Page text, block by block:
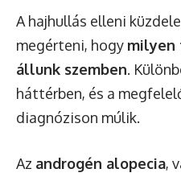
A hajhullás elleni
megérteni, hogy milyen
állunk szemben.
háttérben, és a
diagnózison múlik.
Az androgén alopecia,